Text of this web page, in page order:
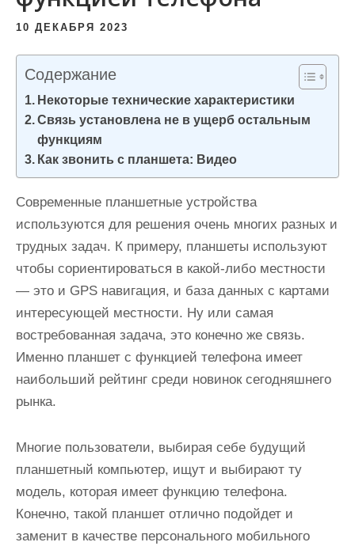
10 ДЕКАБРЯ 2023
Содержание
Некоторые технические характеристики
Связь установлена не в ущерб остальным
функциям
Как звонить с планшета: Видео
Современные планшетные устройства
используются для решения очень многих разных и
трудных задач. К примеру, планшеты используют
чтобы сориентироваться в какой-либо местности
— это и GPS навигация, и база данных с картами
интересующей местности. Ну или самая
востребованная задача, это конечно же связь.
Именно планшет с функцией телефона имеет
наибольший рейтинг среди новинок сегодняшнего
рынка.
Многие пользователи, выбирая себе будущий
планшетный компьютер, ищут и выбирают ту
модель, которая имеет функцию телефона.
Конечно, такой планшет отлично подойдет и
заменит в качестве персонального мобильного